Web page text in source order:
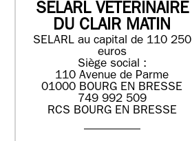
SELARL VETERINAIRE
DU CLAIR MATIN
SELARL au capital de 110 250
euros
Siège social :
110 Avenue de Parme
01000 BOURG EN BRESSE
749 992 509
RCS BOURG EN BRESSE